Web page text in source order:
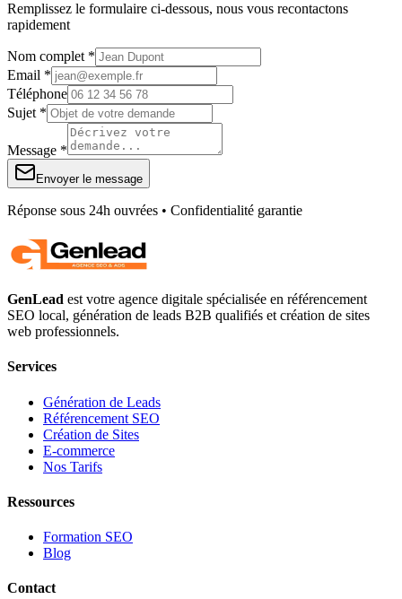
Remplissez le formulaire ci-dessous, nous vous recontactons
rapidement
Nom complet *
Email *
Téléphone
Sujet *
Message *
Envoyer le message
Réponse sous 24h ouvrées • Confidentialité garantie
GenLead est votre agence digitale spécialisée en référencement
SEO local, génération de leads B2B qualifiés et création de sites
web professionnels.
Services
Génération de Leads
Référencement SEO
Création de Sites
E-commerce
Nos Tarifs
Ressources
Formation SEO
Blog
Contact